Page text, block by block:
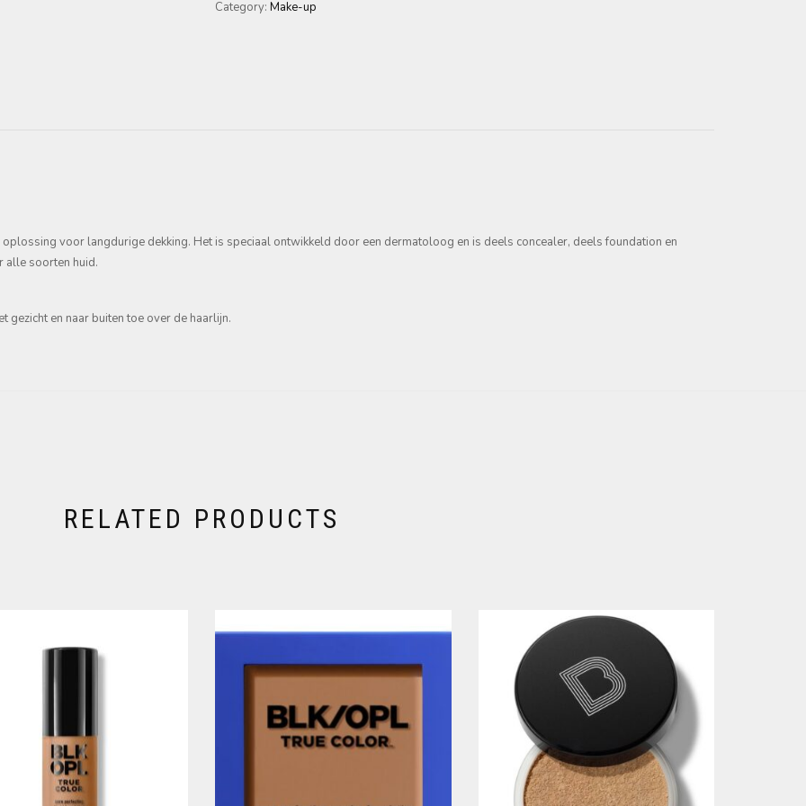
Category: Make-up
voor langdurige dekking. Het is speciaal ontwikkeld door een dermatoloog en is deels concealer, deels foundation en
alle soorten huid.
gezicht en naar buiten toe over de haarlijn.
RELATED PRODUCTS